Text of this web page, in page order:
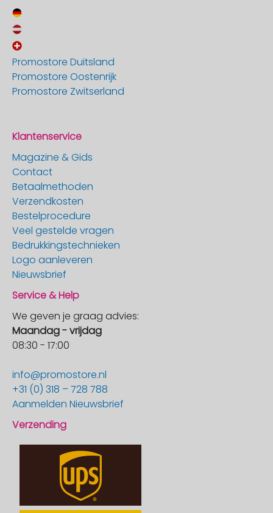
Promostore Duitsland
Promostore Oostenrijk
Promostore Zwitserland
Klantenservice
Magazine & Gids
Contact
Betaalmethoden
Verzendkosten
Bestelprocedure
Veel gestelde vragen
Bedrukkingstechnieken
Logo aanleveren
Nieuwsbrief
Service & Help
We geven je graag advies:
Maandag - vrijdag
08:30 - 17:00
info@promostore.nl
+31 (0) 318 – 728 788
Aanmelden Nieuwsbrief
Verzending